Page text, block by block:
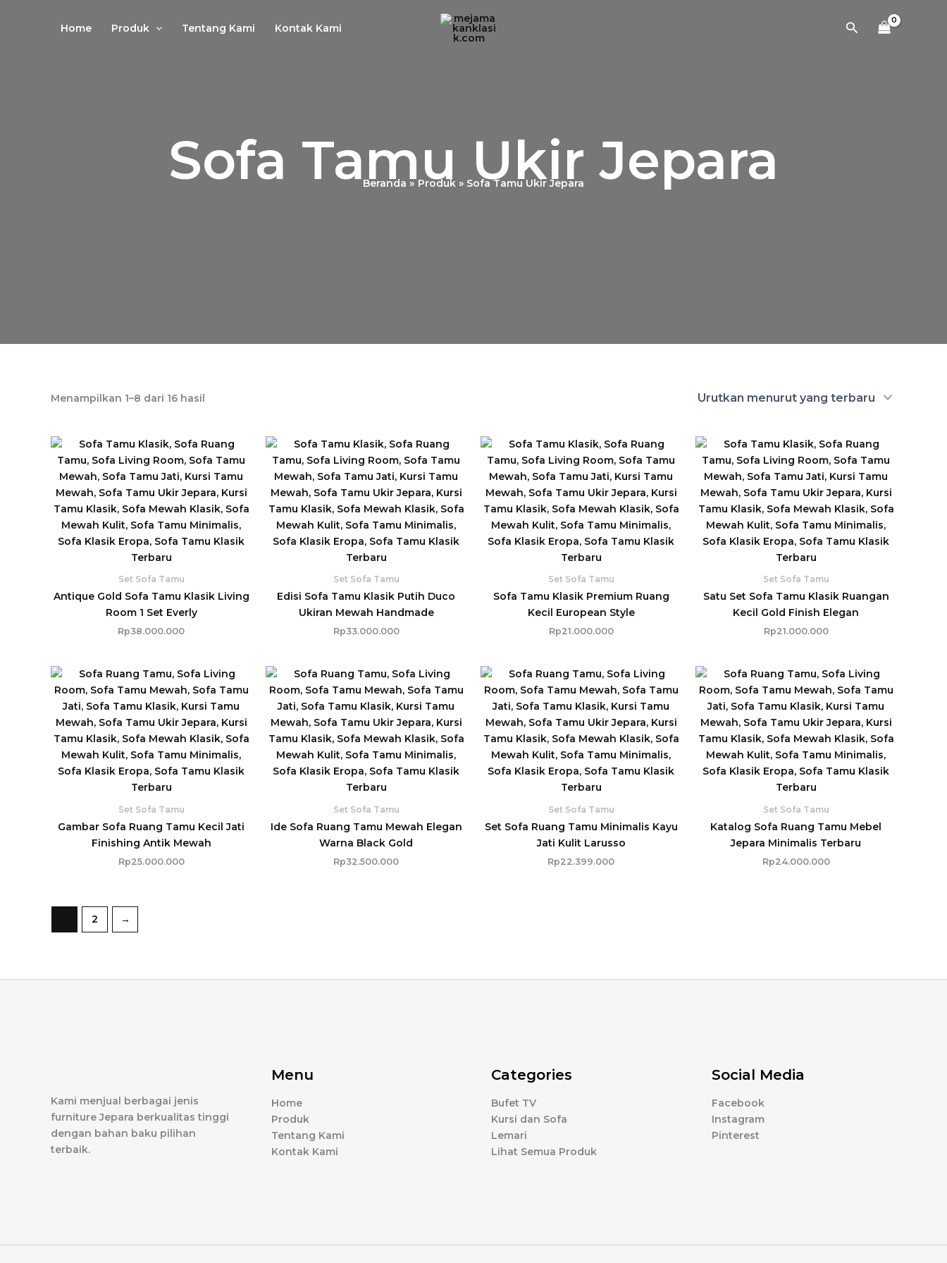
Home Produk Tentang Kami Kontak Kami Cari
Sofa Tamu Ukir Jepara
Beranda Produk Sofa Tamu Ukir Jepara
Menampilkan 1–8 dari 16 hasil
Set Sofa Tamu
Antique Gold Sofa Tamu Klasik Living
Room 1 Set Everly
Rp38.000.000
Set Sofa Tamu
Edisi Sofa Tamu Klasik Putih Duco
Ukiran Mewah Handmade
Rp33.000.000
Set Sofa Tamu
Sofa Tamu Klasik Premium Ruang
Kecil European Style
Rp21.000.000
Set Sofa Tamu
Satu Set Sofa Tamu Klasik Ruangan
Kecil Gold Finish Elegan
Rp21.000.000
Set Sofa Tamu
Gambar Sofa Ruang Tamu Kecil Jati
Finishing Antik Mewah
Rp25.000.000
Set Sofa Tamu
Ide Sofa Ruang Tamu Mewah Elegan
Warna Black Gold
Rp32.500.000
Set Sofa Tamu
Set Sofa Ruang Tamu Minimalis Kayu
Jati Kulit Larusso
Rp22.399.000
Set Sofa Tamu
Katalog Sofa Ruang Tamu Mebel
Jepara Minimalis Terbaru
Rp24.000.000
2 →
Kami menjual berbagai jenis
furniture Jepara berkualitas tinggi
dengan bahan baku pilihan
terbaik.
Menu
Home
Produk
Tentang Kami
Kontak Kami
Categories
Bufet TV
Kursi dan Sofa
Lemari
Lihat Semua Produk
Social Media
Facebook
Instagram
Pinterest